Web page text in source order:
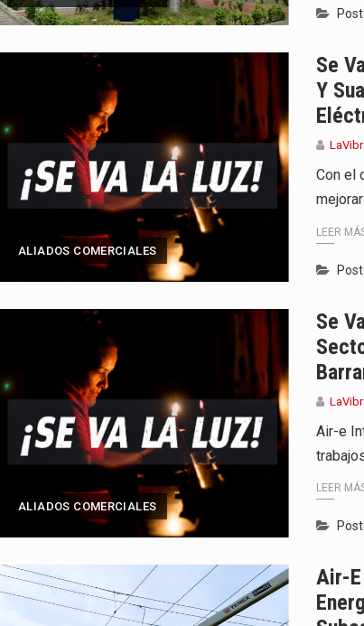
ALIADOS COMERCIALES
Se
Y
Con el
LEER
ALIADOS COMERCIALES
Se
Air-e
LEER
Air-